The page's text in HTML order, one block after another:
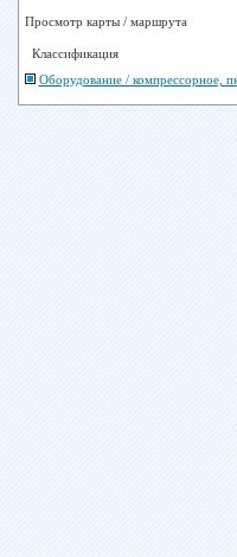
Просмотр карты / маршрута
Классификация
Оборудование / компрессорное,